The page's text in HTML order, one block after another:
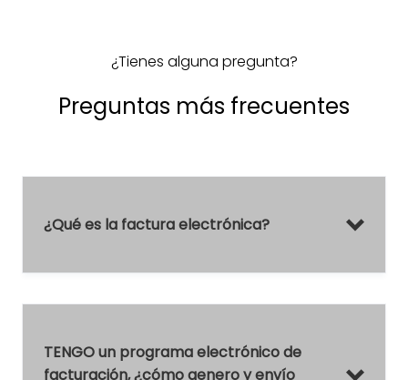
¿Tienes alguna pregunta?
Preguntas más frecuentes
¿Qué es la factura electrónica?
TENGO un programa electrónico de
facturación, ¿cómo genero y envío